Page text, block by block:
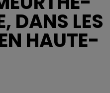
DANS LES
HAUTE-